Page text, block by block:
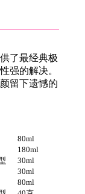
了最经典极
强的解决。
留下遗憾的
80ml
180ml
30ml
30ml
80ml